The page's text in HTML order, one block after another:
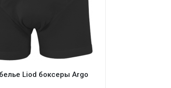
Liod боксеры Argo